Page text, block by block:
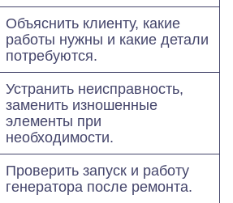
Объяснить клиенту, какие
работы нужны и какие детали
потребуются.
Устранить неисправность,
заменить изношенные
элементы при
необходимости.
Проверить запуск и работу
генератора после ремонта.